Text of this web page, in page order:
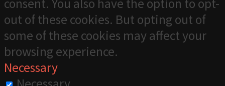
consent. You also have the option to opt-
out of these cookies. But opting out of
some of these cookies may affect your
browsing experience.
Necessary